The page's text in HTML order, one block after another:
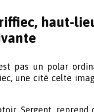
haut-
pas un polar
une cité celte
Sergent,